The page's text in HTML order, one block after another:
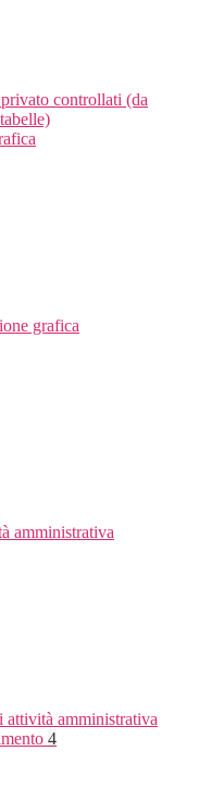
controllati (da
grafica
amministrativa
attività amministrativa
4